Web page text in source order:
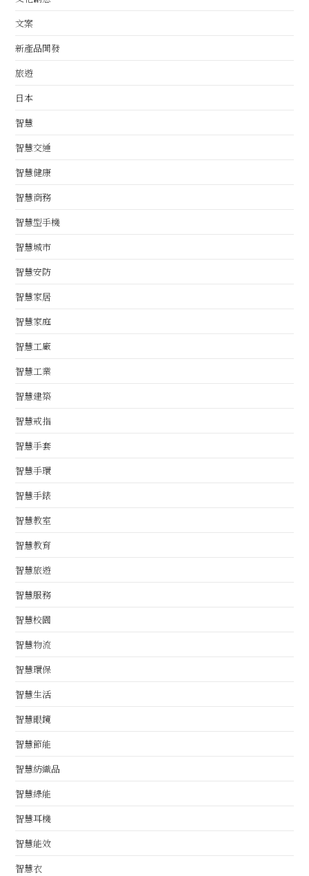
文案
新產品開發
旅遊
日本
智慧
智慧交通
智慧健康
智慧商務
智慧型手機
智慧城市
智慧安防
智慧家居
智慧家庭
智慧工廠
智慧工業
智慧建築
智慧戒指
智慧手套
智慧手環
智慧手錶
智慧教室
智慧教育
智慧旅遊
智慧服務
智慧校園
智慧物流
智慧環保
智慧生活
智慧眼鏡
智慧節能
智慧紡織品
智慧綠能
智慧耳機
智慧能效
智慧衣